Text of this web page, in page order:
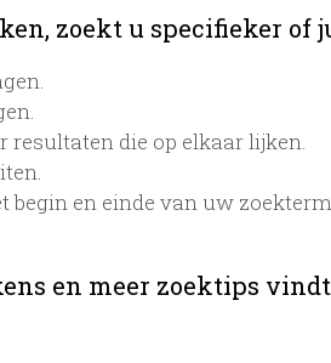
zoekt u specifieker of
resultaten die op elkaar lijken.
begin en einde van uw
en meer zoektips